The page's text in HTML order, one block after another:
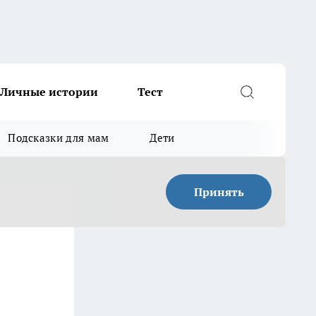
Личные истории Тест
Подсказки для мам Дети
Принять